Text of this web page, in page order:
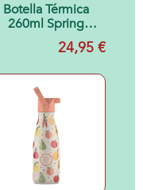
Botella Térmica
260ml Spring
Flowers24,95 €